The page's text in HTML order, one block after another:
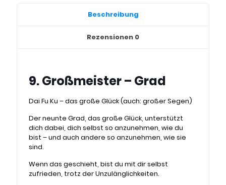
Beschreibung
Rezensionen 0
9. Großmeister – Grad
Dai Fu Ku – das große Glück (auch: großer Segen)
Der neunte Grad, das große Glück, unterstützt
dich dabei, dich selbst so anzunehmen, wie du
bist – und auch andere so anzunehmen, wie sie
sind.
Wenn das geschieht, bist du mit dir selbst
zufrieden, trotz der Unzulänglichkeiten.